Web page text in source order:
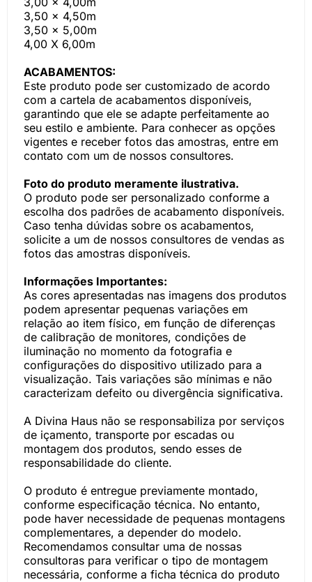
3,50 x 4,50m
3,50 x 5,00m
4,00 X 6,00m
ACABAMENTOS:
Este produto pode ser customizado de acordo
com a cartela de acabamentos disponíveis,
garantindo que ele se adapte perfeitamente ao
seu estilo e ambiente. Para conhecer as opções
vigentes e receber fotos das amostras, entre em
contato com um de nossos consultores.
Foto do produto meramente ilustrativa.
O produto pode ser personalizado conforme a
escolha dos padrões de acabamento disponíveis.
Caso tenha dúvidas sobre os acabamentos,
solicite a um de nossos consultores de vendas as
fotos das amostras disponíveis.
Informações Importantes:
As cores apresentadas nas imagens dos produtos
podem apresentar pequenas variações em
relação ao item físico, em função de diferenças
de calibração de monitores, condições de
iluminação no momento da fotografia e
configurações do dispositivo utilizado para a
visualização. Tais variações são mínimas e não
caracterizam defeito ou divergência significativa.
A Divina Haus não se responsabiliza por serviços
de içamento, transporte por escadas ou
montagem dos produtos, sendo esses de
responsabilidade do cliente.
O produto é entregue previamente montado,
conforme especificação técnica. No entanto,
pode haver necessidade de pequenas montagens
complementares, a depender do modelo.
Recomendamos consultar uma de nossas
consultoras para verificar o tipo de montagem
necessária, conforme a ficha técnica do produto